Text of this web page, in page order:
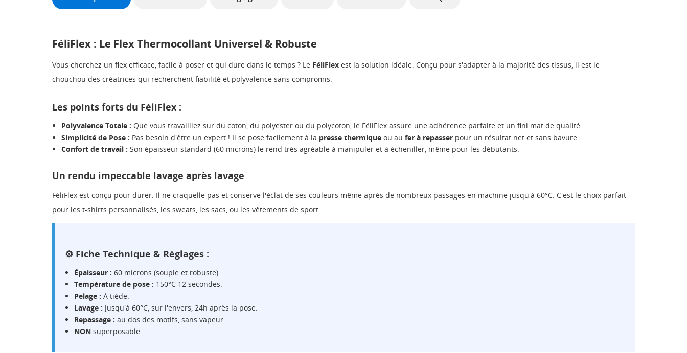
FéliFlex : Le Flex Thermocollant Universel & Robuste
Vous cherchez un flex efficace, facile à poser et qui dure dans le temps ? Le FéliFlex est la solution idéale. Conçu pour s'adapter à la majorité des tissus, il est le
chouchou des créatrices qui recherchent fiabilité et polyvalence sans compromis.
Les points forts du FéliFlex :
Polyvalence Totale : Que vous travailliez sur du coton, du polyester ou du polycoton, le FéliFlex assure une adhérence parfaite et un fini mat de qualité.
Simplicité de Pose : Pas besoin d'être un expert ! Il se pose facilement à la presse thermique ou au fer à repasser pour un résultat net et sans bavure.
Confort de travail : Son épaisseur standard (60 microns) le rend très agréable à manipuler et à écheniller, même pour les débutants.
Un rendu impeccable lavage après lavage
FéliFlex est conçu pour durer. Il ne craquelle pas et conserve l'éclat de ses couleurs même après de nombreux passages en machine jusqu'à 60°C. C'est le choix parfait
pour les t-shirts personnalisés, les sweats, les sacs, ou les vêtements de sport.
⚙️ Fiche Technique & Réglages :
Épaisseur : 60 microns (souple et robuste).
Température de pose : 150°C 12 secondes.
Pelage : À tiède.
Lavage : Jusqu'à 60°C, sur l'envers, 24h après la pose.
Repassage : au dos des motifs, sans vapeur.
NON superposable.